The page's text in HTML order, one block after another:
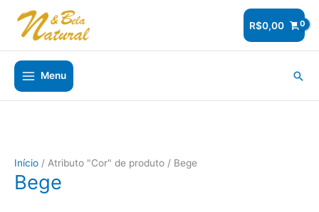
para
conteúdo
R$0,00
Menu
Início / Atributo "Cor" de produto / Bege
Bege